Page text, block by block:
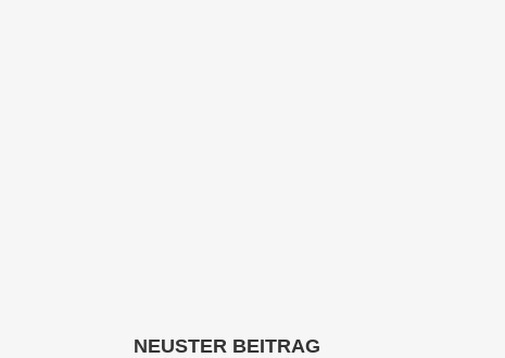
NEUSTER BEITRAG